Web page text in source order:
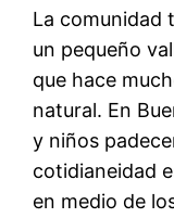
La comunidad
un pequeño
que hace
natural. En
y niños
cotidianeidad
en medio de